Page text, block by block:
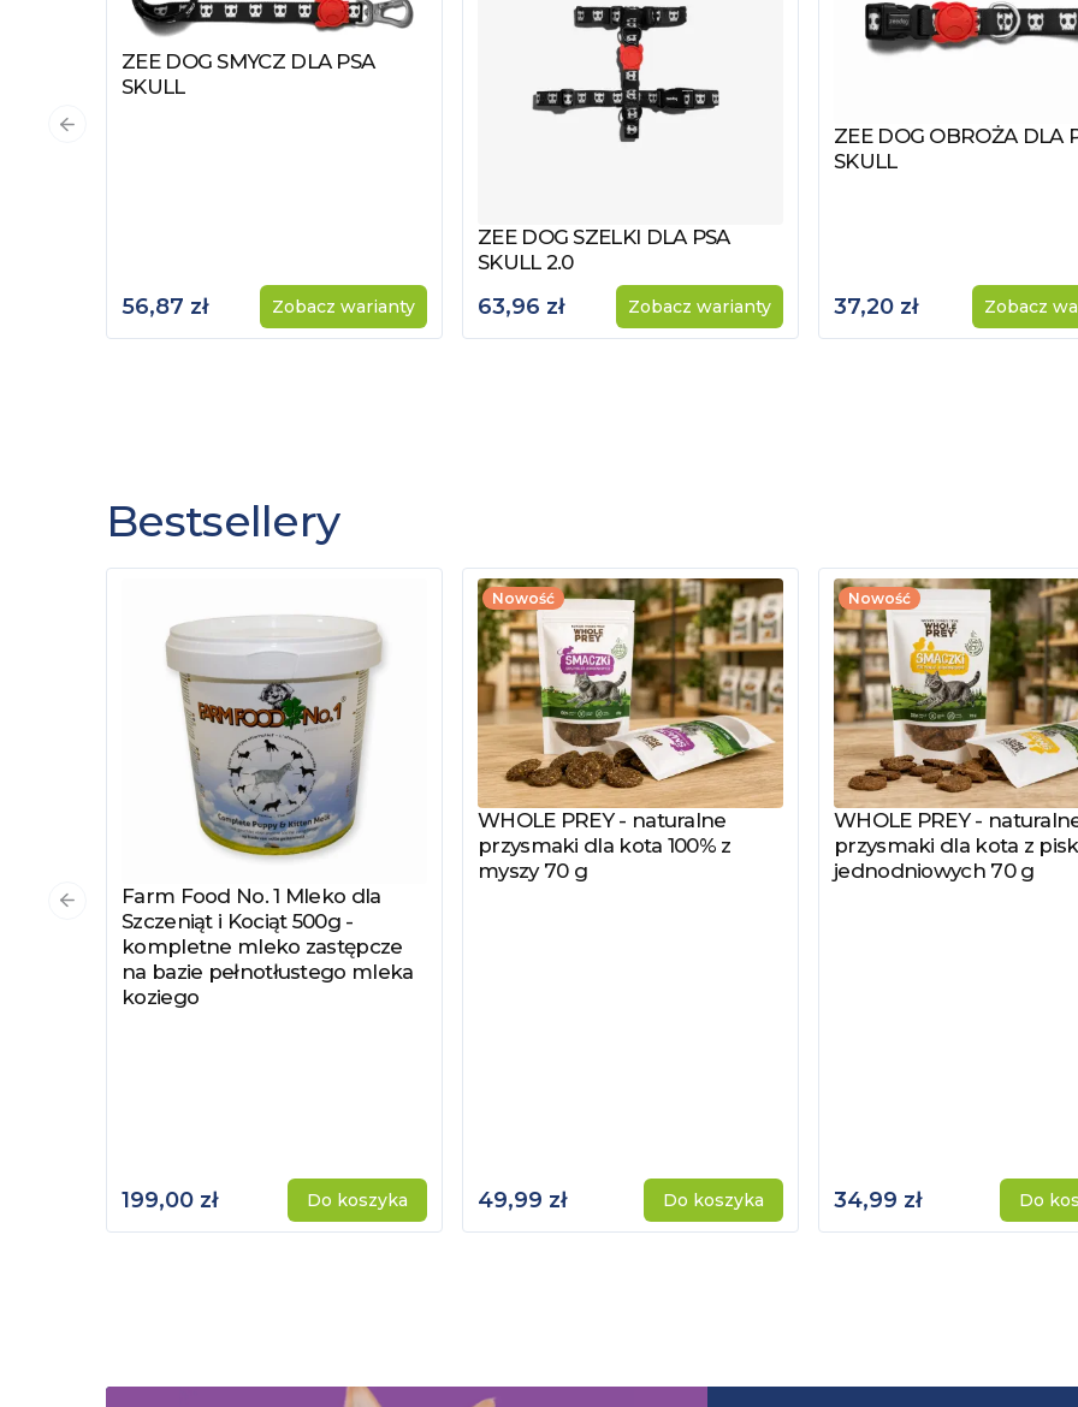
Zobacz produkt
ZEE DOG SMYCZ DLA PSA
SKULL
56,87 zł Zobacz warianty
Zobacz produkt
ZEE DOG SZELKI DLA PSA
SKULL 2.0
63,96 zł Zobacz warianty
Zobacz produkt
ZEE DOG OBROŻA DLA
SKULL
37,20 zł Zobacz
Poprzedni slajd
Bestsellery
Zobacz produkt
Farm Food No. 1 Mleko dla
Szczeniąt i Kociąt 500g -
kompletne mleko zastępcze
na bazie pełnotłustego mleka
koziego
199,00 zł Do koszyka
Nowość
Zobacz produkt
WHOLE PREY - naturalne
przysmaki dla kota 100% z
myszy 70 g
49,99 zł Do koszyka
Nowość
Zobacz produkt
WHOLE PREY -
przysmaki dla kota z
jednodniowych 70 g
34,99 zł Do
Poprzedni slajd